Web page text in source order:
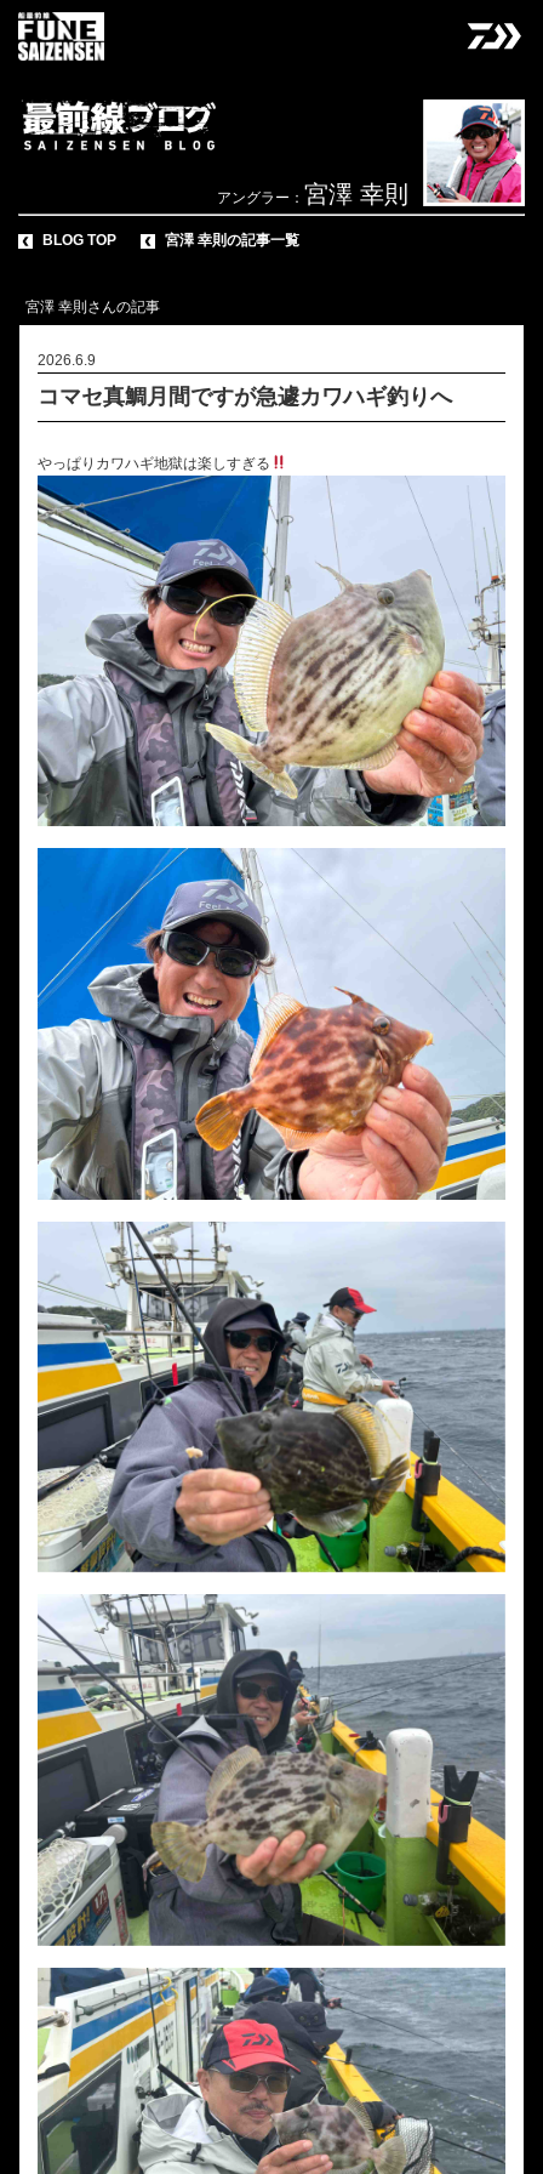
アングラー： 宮澤 幸則
BLOG TOP 宮澤 幸則の記事一覧
宮澤 幸則さんの記事
2026.6.9
コマセ真鯛月間ですが急遽カワハギ釣りへ
やっぱりカワハギ地獄は楽しすぎる